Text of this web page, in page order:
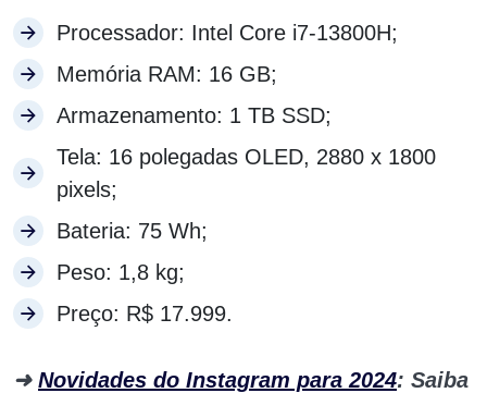
Processador: Intel Core i7-13800H;
Memória RAM: 16 GB;
Armazenamento: 1 TB SSD;
Tela: 16 polegadas OLED, 2880 x 1800
pixels;
Bateria: 75 Wh;
Peso: 1,8 kg;
Preço: R$ 17.999.
➜ Novidades do Instagram para 2024: Saiba